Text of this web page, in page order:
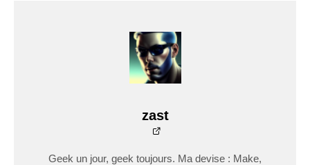
zast
Geek un jour, geek toujours. Ma devise : Make,